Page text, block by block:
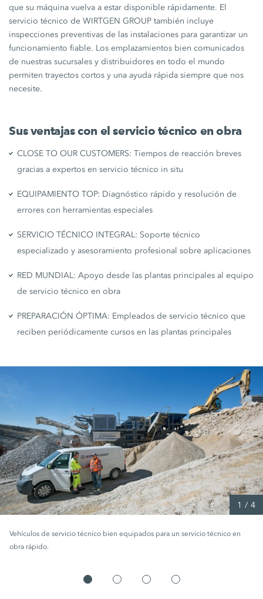
que su máquina vuelva a estar disponible rápidamente. El
servicio técnico de WIRTGEN GROUP también incluye
inspecciones preventivas de las instalaciones para garantizar un
funcionamiento fiable. Los emplazamientos bien comunicados
de nuestras sucursales y distribuidores en todo el mundo
permiten trayectos cortos y una ayuda rápida siempre que nos
necesite.
Sus ventajas con el servicio técnico en obra
CLOSE TO OUR CUSTOMERS: Tiempos de reacción breves
gracias a expertos en servicio técnico in situ
EQUIPAMIENTO TOP: Diagnóstico rápido y resolución de
errores con herramientas especiales
SERVICIO TÉCNICO INTEGRAL: Soporte técnico
especializado y asesoramiento profesional sobre aplicaciones
RED MUNDIAL: Apoyo desde las plantas principales al equipo
de servicio técnico en obra
PREPARACIÓN ÓPTIMA: Empleados de servicio técnico que
reciben periódicamente cursos en las plantas principales
Vehículos de servicio técnico bien equipados para un servicio técnico en
obra rápido.
1 / 4